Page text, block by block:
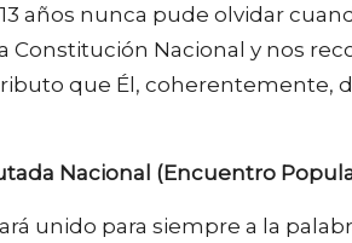
años nunca pude olvidar
Constitución Nacional y nos
que Él, coherentemente,
Nacional (Encuentro
unido para siempre a la